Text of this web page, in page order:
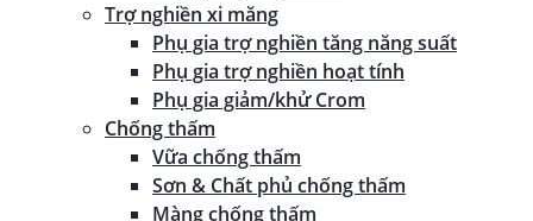
Trợ nghiền xi măng
Phụ gia trợ nghiền tăng năng suất
Phụ gia trợ nghiền hoạt tính
Phụ gia giảm/khử Crom
Chống thấm
Vữa chống thấm
Sơn & Chất phủ chống thấm
Màng chống thấm